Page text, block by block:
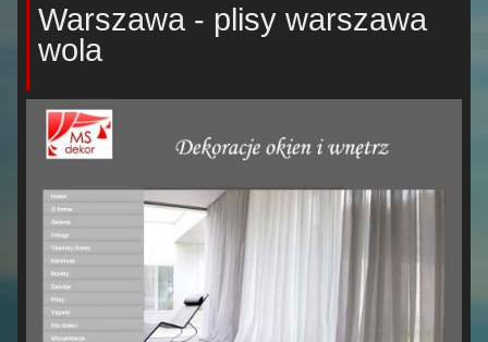
Warszawa - plisy warszawa
wola